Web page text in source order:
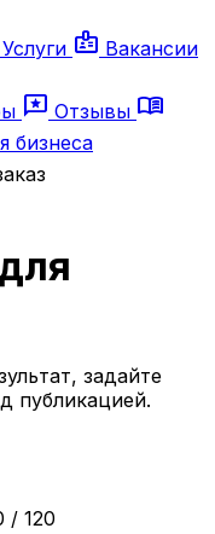
Услуги badge Вакансии
reviews Отзывы menu_book
бизнеса
задайте
публикацией.
/ 120